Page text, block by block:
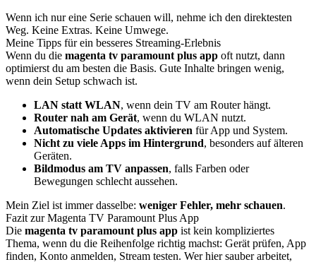
Wenn ich nur eine Serie schauen will, nehme ich den direktesten
Weg. Keine Extras. Keine Umwege.
Meine Tipps für ein besseres Streaming-Erlebnis
Wenn du die magenta tv paramount plus app oft nutzt, dann
optimierst du am besten die Basis. Gute Inhalte bringen wenig,
wenn dein Setup schwach ist.
LAN statt WLAN, wenn dein TV am Router hängt.
Router nah am Gerät, wenn du WLAN nutzt.
Automatische Updates aktivieren für App und System.
Nicht zu viele Apps im Hintergrund, besonders auf älteren
Geräten.
Bildmodus am TV anpassen, falls Farben oder
Bewegungen schlecht aussehen.
Mein Ziel ist immer dasselbe: weniger Fehler, mehr schauen.
Fazit zur Magenta TV Paramount Plus App
Die magenta tv paramount plus app ist kein kompliziertes
Thema, wenn du die Reihenfolge richtig machst: Gerät prüfen, App
finden, Konto anmelden, Stream testen. Wer hier sauber arbeitet,